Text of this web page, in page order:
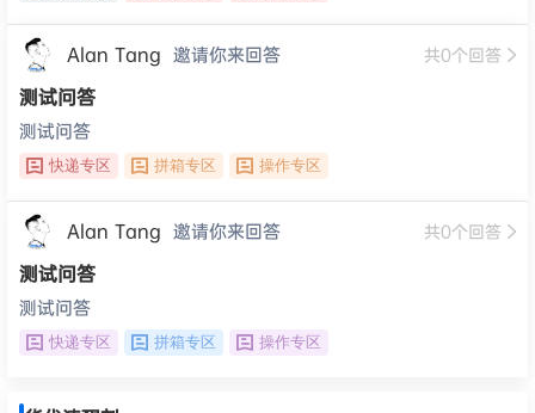
Alan Tang 邀请你来回答 共0个回答
测试问答
测试问答
快递专区 拼箱专区 操作专区
Alan Tang 邀请你来回答 共0个回答
测试问答
测试问答
快递专区 拼箱专区 操作专区